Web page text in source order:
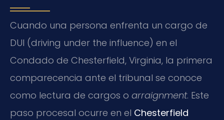
Cuando una persona enfrenta un cargo de
DUI (driving under the influence) en el
Condado de Chesterfield, Virginia, la primera
comparecencia ante el tribunal se conoce
como lectura de cargos o arraignment. Este
paso procesal ocurre en el Chesterfield